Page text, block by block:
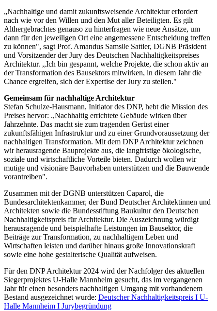
„Nachhaltige und damit zukunftsweisende Architektur erfordert
nach wie vor den Willen und den Mut aller Beteiligten. Es gilt
Althergebrachtes genauso zu hinterfragen wie neue Ansätze, um
dann für den jeweiligen Ort eine angemessene Entscheidung treffen
zu können", sagt Prof. Amandus Sams0e Sattler, DGNB Präsident
und Vorsitzender der Jury des Deutschen Nachhaltigkeitspreises
Architektur. ,,Ich bin gespannt, welche Projekte, die schon aktiv an
der Transformation des Bausektors mitwirken, in diesem Jahr die
Chance ergreifen, sich der Expertise der Jury zu stellen."
Gemeinsam für nachhaltige Architektur
Stefan Schulze-Hausmann, Initiator des DNP, hebt die Mission des
Preises hervor: .,Nachhaltig errichtete Gebäude wirken über
Jahrzehnte. Das macht sie zum tragenden Gerüst einer
zukunftsfähigen Infrastruktur und zu einer Grundvoraussetzung der
nachhaltigen Transformation. Mit dem DNP Architektur zeichnen
wir herausragende Bauprojekte aus, die langfristige ökologische,
soziale und wirtschaftliche Vorteile bieten. Dadurch wollen wir
mutige und visionäre Bauvorhaben unterstützen und die Bauwende
vorantreiben".
Zusammen mit der DGNB unterstützen Caparol, die
Bundesarchitektenkammer, der Bund Deutscher Architektinnen und
Architekten sowie die Bundesstiftung Baukultur den Deutschen
Nachhaltigkeitspreis für Architektur. Die Auszeichnung würdigt
herausragende und beispielhafte Leistungen im Bausektor, die
Beiträge zur Transformation, zu nachhaltigem Leben und
Wirtschaften leisten und darüber hinaus große Innovationskraft
sowie eine hohe gestalterische Qualität aufweisen.
Für den DNP Architektur 2024 wird der Nachfolger des aktuellen
Siegerprojektes U-Halle Mannheim gesucht, das im vergangenen
Jahr für einen besonders nachhaltigen Umgang mit vorhandenem
Bestand ausgezeichnet wurde: Deutscher Nachhaltigkeitspreis I U-
Halle Mannheim I Jurybegründung